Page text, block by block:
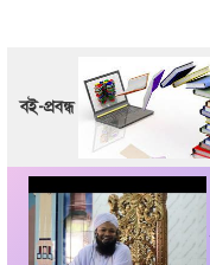
বই-প্রবন্ধ